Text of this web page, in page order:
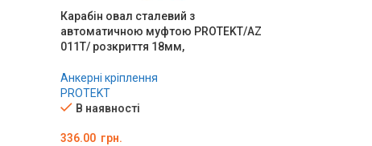
Карабін овал сталевий з
автоматичною муфтою PROTEKT/AZ
011T/ розкриття 18мм,
Анкерні кріплення
PROTEKT
В наявності
336.00 грн.